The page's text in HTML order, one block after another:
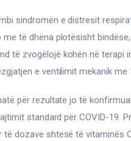
sindromën e distresit
me të dhëna plotësisht
të zvogëlojë kohën në terapi
e ventilimit mekanik me
për rezultate jo të
standard për COVID-19.
të dozave shtesë të vitaminës